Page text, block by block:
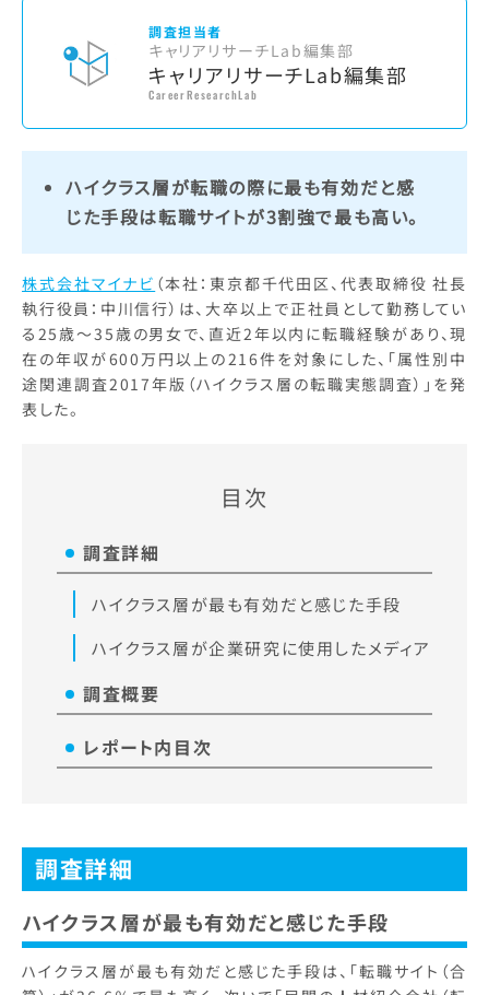
調査担当者
キャリアリサーチLab編集部
キャリアリサーチLab編集部
CareerResearchLab
ハイクラス層が転職の際に最も有効だと感
じた手段は転職サイトが3割強で最も高い。
株式会社マイナビ （本社：東京都千代田区、代表取締役 社長
執行役員：中川信行）は、大卒以上で正社員として勤務してい
る25歳～35歳の男女で、直近2年以内に転職経験があり、現
在の年収が600万円以上の216件を対象にした、「属性別中
途関連調査2017年版（ハイクラス層の転職実態調査）」を発
表した。
目次
調査詳細
ハイクラス層が最も有効だと感じた手段
ハイクラス層が企業研究に使用したメディア
調査概要
レポート内目次
調査詳細
ハイクラス層が最も有効だと感じた手段
ハイクラス層が最も有効だと感じた手段は、「転職サイト（合